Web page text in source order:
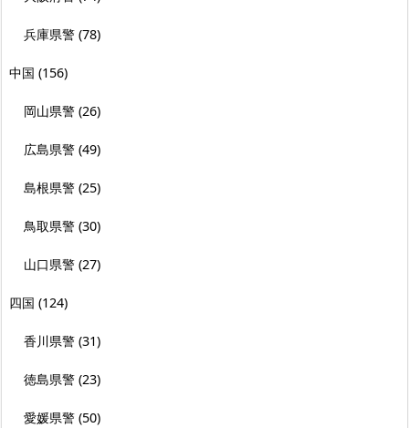
兵庫県警 (78)
中国 (156)
岡山県警 (26)
広島県警 (49)
島根県警 (25)
鳥取県警 (30)
山口県警 (27)
四国 (124)
香川県警 (31)
徳島県警 (23)
愛媛県警 (50)